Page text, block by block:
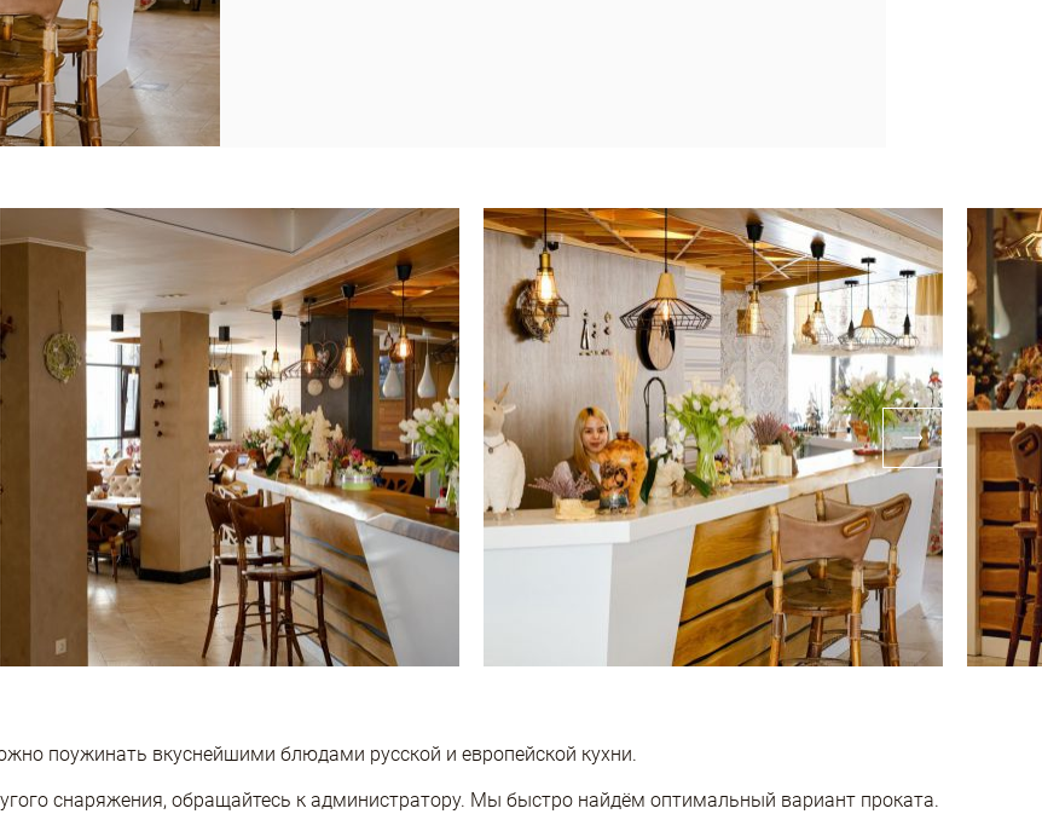
поужинать вкуснейшими блюдами русской и европейской кухни.
снаряжения, обращайтесь к администратору. Мы быстро найдём оптимальный вариант проката.